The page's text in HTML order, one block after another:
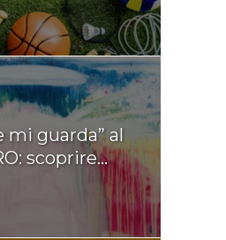
mi guarda” al
scoprire...